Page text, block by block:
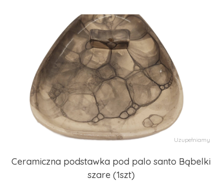
Uzupełniamy
Ceramiczna podstawka pod palo santo Bąbelki
szare (1szt)